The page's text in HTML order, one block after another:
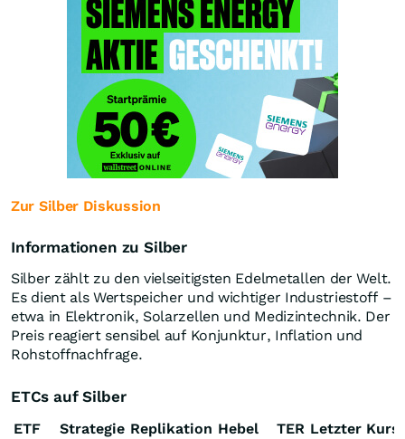
Zur Silber Diskussion
Informationen zu Silber
Silber zählt zu den vielseitigsten Edelmetallen der Welt.
Es dient als Wertspeicher und wichtiger Industriestoff –
etwa in Elektronik, Solarzellen und Medizintechnik. Der
Preis reagiert sensibel auf Konjunktur, Inflation und
Rohstoffnachfrage.
ETCs auf Silber
ETF Strategie Replikation Hebel TER Letzter Kurs